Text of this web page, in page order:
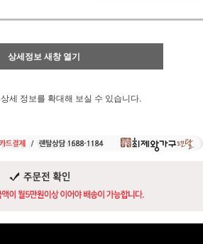
상세정보 새창 열기
상세 정보를 확대해 보실 수 있습니다.